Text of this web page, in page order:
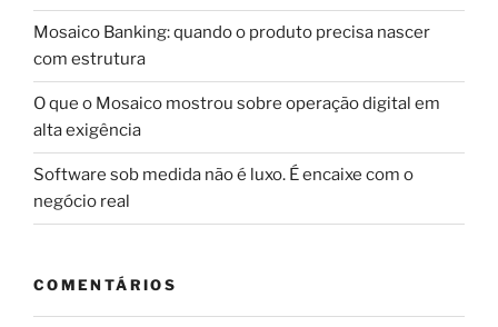
Mosaico Banking: quando o produto precisa nascer
com estrutura
O que o Mosaico mostrou sobre operação digital em
alta exigência
Software sob medida não é luxo. É encaixe com o
negócio real
COMENTÁRIOS